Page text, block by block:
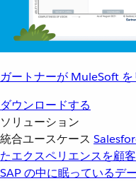
ガートナーが MuleSoft
ダウンロードする
ソリューション
統合ユースケース
たエクスペリエンスを顧
SAP の中に眠っているデ